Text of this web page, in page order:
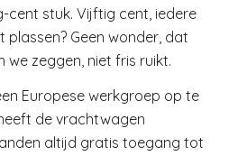
cent stuk. Vijftig cent, iedere
plassen? Geen wonder, dat
we zeggen, niet fris ruikt.
Europese werkgroep op te
de vrachtwagen
altijd gratis toegang tot